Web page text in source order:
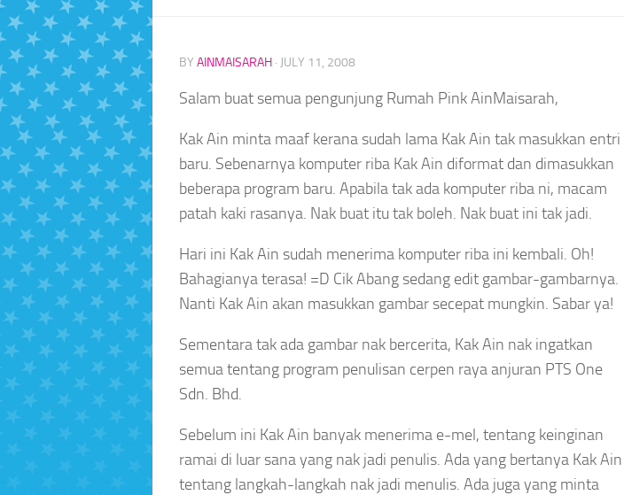
BY AINMAISARAH · JULY 11, 2008
Salam buat semua pengunjung Rumah Pink AinMaisarah,
Kak Ain minta maaf kerana sudah lama Kak Ain tak masukkan entri
baru. Sebenarnya komputer riba Kak Ain diformat dan dimasukkan
beberapa program baru. Apabila tak ada komputer riba ni, macam
patah kaki rasanya. Nak buat itu tak boleh. Nak buat ini tak jadi.
Hari ini Kak Ain sudah menerima komputer riba ini kembali. Oh!
Bahagianya terasa! =D Cik Abang sedang edit gambar-gambarnya.
Nanti Kak Ain akan masukkan gambar secepat mungkin. Sabar ya!
Sementara tak ada gambar nak bercerita, Kak Ain nak ingatkan
semua tentang program penulisan cerpen raya anjuran PTS One
Sdn. Bhd.
Sebelum ini Kak Ain banyak menerima e-mel, tentang keinginan
ramai di luar sana yang nak jadi penulis. Ada yang bertanya Kak Ain
tentang langkah-langkah nak jadi menulis. Ada juga yang minta